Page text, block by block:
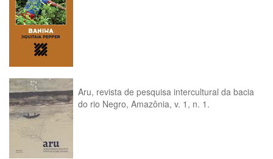
Aru, revista de pesquisa intercultural da bacia
do rio Negro, Amazônia, v. 1, n. 1.